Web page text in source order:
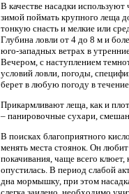
В качестве насадки
зимой поймать крупного леща
тонкую снасть и мелкие или
Глубина ловли от 4 до 8 м и
юго-западных ветрах в
Вечером, с наступлением
условий ловли, погоды,
берет в любую погоду в
Прикармливают леща, как и
– панировочные сухари,
В поисках благоприятного
менять места стоянок. Он
покачивания, чаще всего
опустилась. В период слабой
дна мормышку, при этом